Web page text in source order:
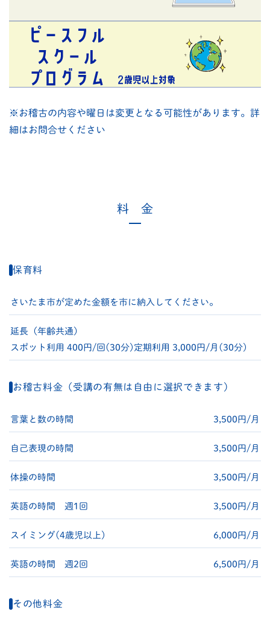
※お稽古の内容や曜日は変更となる可能性があります。詳
細はお問合せください
料 金
保育料
さいたま市が定めた金額を市に納入してください。
延長（年齢共通）
スポット利用 400円/回(30分) 定期利用 3,000円/月(30分)
お稽古料金（受講の有無は自由に選択できます）
言葉と数の時間 3,500円/月
自己表現の時間 3,500円/月
体操の時間 3,500円/月
英語の時間 週1回 3,500円/月
スイミング(4歳児以上) 6,000円/月
英語の時間 週2回 6,500円/月
その他料金